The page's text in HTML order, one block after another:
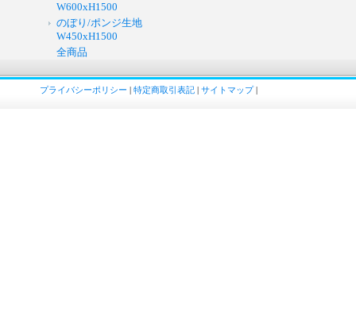
W600xH1500
のぼり/ポンジ生地
W450xH1500
全商品
プライバシーポリシー | 特定商取引表記 | サイトマップ|